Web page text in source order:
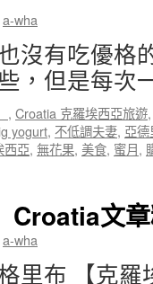
月
行】
購
物
南
必
買
輯
~
圖
a-wha
沒有吃優格
，但是每
, Croatia 克羅埃西亞旅遊
yogurt, 不低調夫妻, 亞
西亞, 無花果, 美食, 蜜月,
Croatia文
a-wha
里布 【克